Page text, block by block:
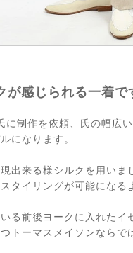
が感じられる一着で
に制作を依頼、氏の幅広
になります。
出来る様シルクを用いま
タイリングが可能になる
る前後ヨークに入れた
トーマスメイソンならで